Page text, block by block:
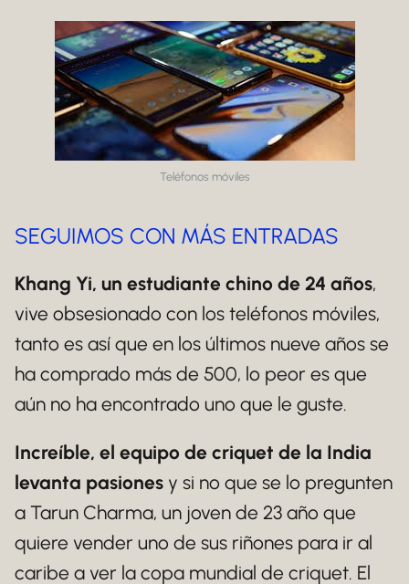
Teléfonos móviles
SEGUIMOS CON MÁS ENTRADAS
Khang Yi, un estudiante chino de 24 años,
vive obsesionado con los teléfonos móviles,
tanto es así que en los últimos nueve años se
ha comprado más de 500, lo peor es que
aún no ha encontrado uno que le guste.
Increíble, el equipo de criquet de la India
levanta pasiones y si no que se lo pregunten
a Tarun Charma, un joven de 23 año que
quiere vender uno de sus riñones para ir al
caribe a ver la copa mundial de criquet. El